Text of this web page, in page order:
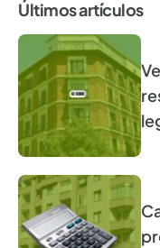
Últimos artículos